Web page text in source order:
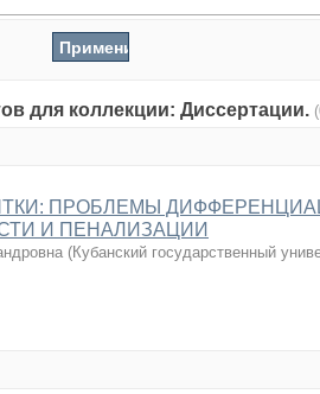
для коллекции: Диссертации.
ПРОБЛЕМЫ
И ПЕНАЛИЗАЦИИ
(Кубанский государственный